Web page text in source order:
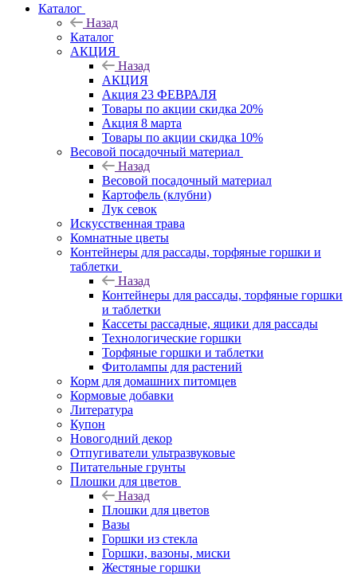
Каталог
Назад
Каталог
АКЦИЯ
Назад
АКЦИЯ
Акция 23 ФЕВРАЛЯ
Товары по акции скидка 20%
Акция 8 марта
Товары по акции скидка 10%
Весовой посадочный материал
Назад
Весовой посадочный материал
Картофель (клубни)
Лук севок
Искусственная трава
Комнатные цветы
Контейнеры для рассады, торфяные горшки и
таблетки
Назад
Контейнеры для рассады, торфяные горшки
и таблетки
Кассеты рассадные, ящики для рассады
Технологические горшки
Торфяные горшки и таблетки
Фитолампы для растений
Корм для домашних питомцев
Кормовые добавки
Литература
Купон
Новогодний декор
Отпугиватели ультразвуковые
Питательные грунты
Плошки для цветов
Назад
Плошки для цветов
Вазы
Горшки из стекла
Горшки, вазоны, миски
Жестяные горшки